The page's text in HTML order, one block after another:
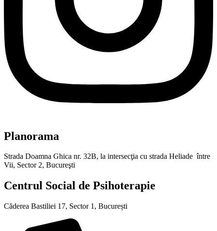
Planorama
Strada Doamna Ghica nr. 32B, la intersecţia cu strada Heliade între
Vii, Sector 2, Bucureşti
Centrul Social de Psihoterapie
Căderea Bastiliei 17, Sector 1, București